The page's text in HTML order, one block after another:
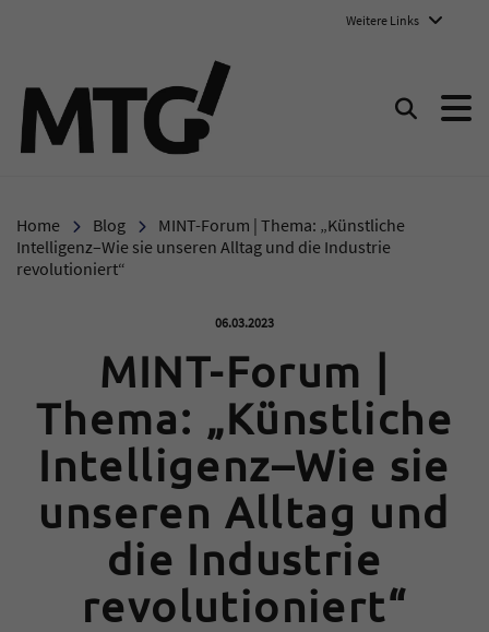
Weitere Links
Suchen
Home Blog
MINT-Forum | Thema: „Künstliche
Intelligenz–Wie sie unseren Alltag und die Industrie
revolutioniert“
Veröffentlicht am:
06.03.2023
MINT-Forum |
Thema: „Künstliche
Intelligenz–Wie sie
unseren Alltag und
die Industrie
revolutioniert“